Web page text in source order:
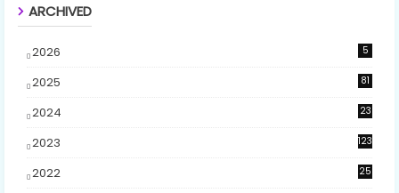
ARCHIVED
2026 5
2025 81
2024
23
2023 123
2022 25